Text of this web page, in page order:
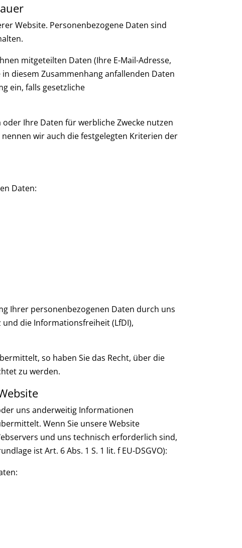
Website. Personenbezogene Daten sind
mitgeteilten Daten (Ihre E-Mail-Adresse,
diesem Zusammenhang anfallenden Daten
ein, falls gesetzliche
Ihre Daten für werbliche Zwecke nutzen
wir auch die festgelegten Kriterien der
Daten:
Ihrer personenbezogenen Daten durch uns
die Informationsfreiheit (LfDI),
so haben Sie das Recht, über die
zu werden.
uns anderweitig Informationen
Wenn Sie unsere Website
und uns technisch erforderlich sind,
ist Art. 6 Abs. 1 S. 1 lit. f EU-DSGVO):